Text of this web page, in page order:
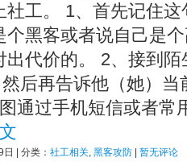
社工。 1、首先记住
个黑客或者说自己是
出代价的。 2、接到
后再告诉他（她）
通过手机短信或者常
| 分类： 社工相关, 黑客攻防 暂无评论